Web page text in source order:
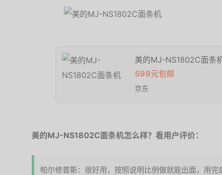
美的MJ-NS1802C面条
599元包邮
京东
美的MJ-NS1802C面条机怎么样？看用户评价：
帕尔修普斯：很好用，按照说明比例做就能出面，用